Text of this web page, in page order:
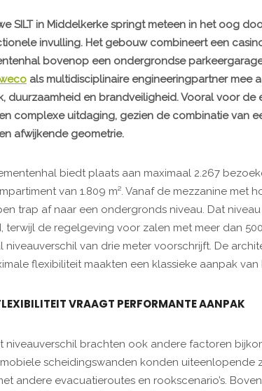
SILT in Middelkerke springt meteen in het oog
invulling. Het gebouw combineert een
bovenop een ondergrondse
als multidisciplinaire engineeringpartner mee
duurzaamheid en brandveiligheid. Vooral voor
complexe uitdaging, gezien de combinatie van
afwijkende geometrie.
biedt plaats aan maximaal 2.267
van 1.809 m². Vanaf de mezzanine met
trap af naar een ondergronds niveau. Dat
terwijl de regelgeving voor zalen met meer dan
niveauverschil van drie meter voorschrijft. De
flexibiliteit maakten een klassieke aanpak
VRAAGT PERFORMANTE AANPAK
niveauverschil brachten ook andere factoren
scheidingswanden konden uiteenlopende
andere evacuatieroutes en rookscenario’s.